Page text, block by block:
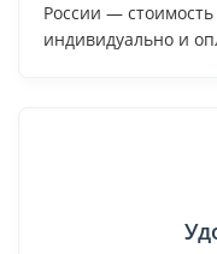
России —
индивидуально и